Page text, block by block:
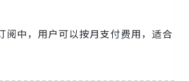
中，用户可以按月支付费用，适合